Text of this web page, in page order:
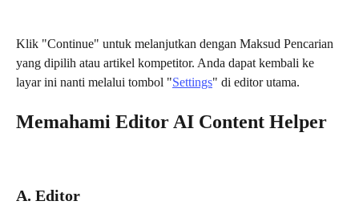
Klik "Continue" untuk melanjutkan dengan Maksud Pencarian
yang dipilih atau artikel kompetitor. Anda dapat kembali ke
layar ini nanti melalui tombol "Settings" di editor utama.
Memahami Editor AI Content Helper
A. Editor